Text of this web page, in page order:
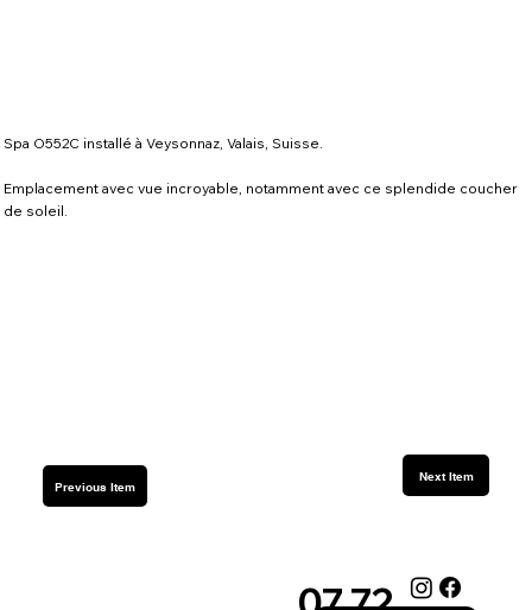
Spa O552C installé à Veysonnaz, Valais, Suisse.
Emplacement avec vue incroyable, notamment avec ce splendide coucher
de soleil.
Next Item
Previous Item